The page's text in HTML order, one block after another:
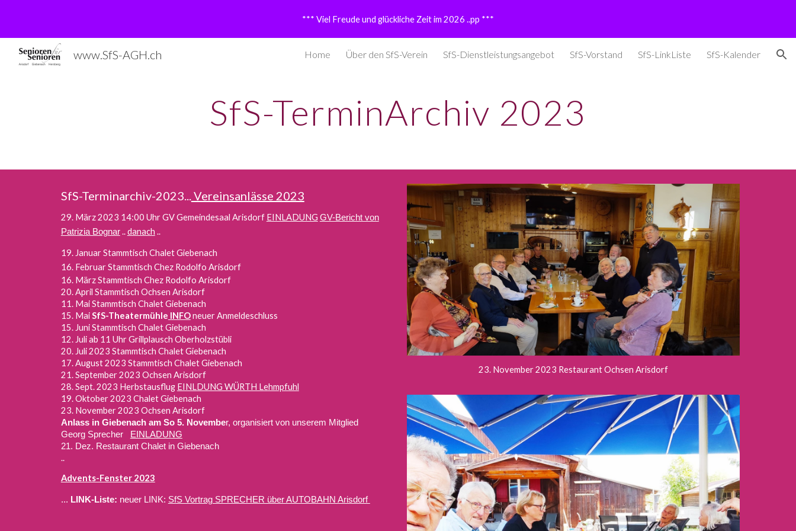
Skip to main content Skip to navigation
*** Viel Freude und glückliche Zeit im 2026 ..pp ***
www.SfS-AGH.ch Home Über den SfS-Verein SfS-Dienstleistungsangebot SfS-Vorstand SfS-LinkListe SfS-Kalender
SfS-TerminArchiv 2023
SfS-Terminarchiv-2023...Vereinsanlässe 2023
29. März 2023 14:00 Uhr GV Gemeindesaal Arisdorf EINLADUNG GV-Bericht von
Patrizia Bognar..danach ..
19. Januar Stammtisch Chalet Giebenach
16. Februar Stammtisch Chez Rodolfo Arisdorf
16. März Stammtisch Chez Rodolfo Arisdorf
20. April Stammtisch Ochsen Arisdorf
11. Mai Stammtisch Chalet Giebenach
15. MaiSfS-Theatermühle INFOneuer Anmeldeschluss
15. Juni Stammtisch Chalet Giebenach
12. Juli ab 11 Uhr Grillplausch Oberholzstübli
20. Juli 2023 Stammtisch Chalet Giebenach
17. August 2023 Stammtisch Chalet Giebenach
21. September 2023 Ochsen Arisdorf
28. Sept. 2023 Herbstausflug EINLDUNG WÜRTH Lehmpfuhl
19. Oktober 2023 Chalet Giebenach
23. November 2023 Ochsen Arisdorf
Anlass in Giebenach am So 5. November, organisiert von unserem Mitglied
Georg Sprecher
EINLADUNG
21. Dez. Restaurant Chalet in Giebenach
..
Advents-Fenster 2023
... LINK-Liste: neuer LINK: SfS Vortrag SPRECHER über AUTOBAHN Arisdorf
23. November 2023 Restaurant Ochsen Arisdorf